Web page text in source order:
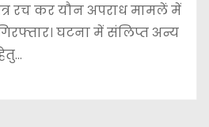
रच कर यौन अपराध मामलें में
घटना में संलिप्त अन्य